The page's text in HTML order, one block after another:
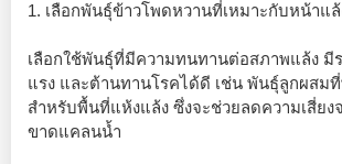
1. เลือกพันธุ์ข้าวโพดหวานที่เหมาะกับหน้าแล้
เลือกใช้พันธุ์ที่มีความทนทานต่อสภาพแล้ง มี
แรง และต้านทานโรคได้ดี เช่น พันธุ์ลูกผสม
สำหรับพื้นที่แห้งแล้ง ซึ่งจะช่วยลดความเสี่ยง
ขาดแคลนน้ำ